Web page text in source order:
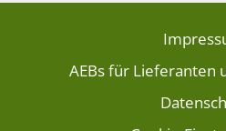
AEBs für Lieferanten